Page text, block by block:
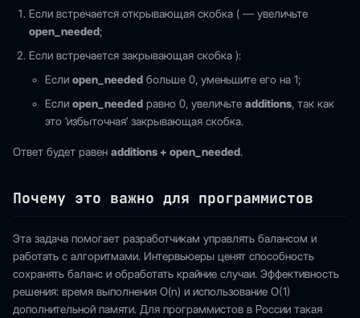
Если встречается открывающая скобка ( — увеличьте
open_needed;
Если встречается закрывающая скобка ):
Если open_needed больше 0, уменьшите его на 1;
Если open_needed равно 0, увеличьте additions, так как
это ‘избыточная’ закрывающая скобка.
Ответ будет равен additions + open_needed.
Почему это важно для программистов
Эта задача помогает разработчикам управлять балансом и
работать с алгоритмами. Интервьюеры ценят способность
сохранять баланс и обработать крайние случаи. Эффективность
решения: время выполнения O(n) и использование O(1)
дополнительной памяти. Для программистов в России такая